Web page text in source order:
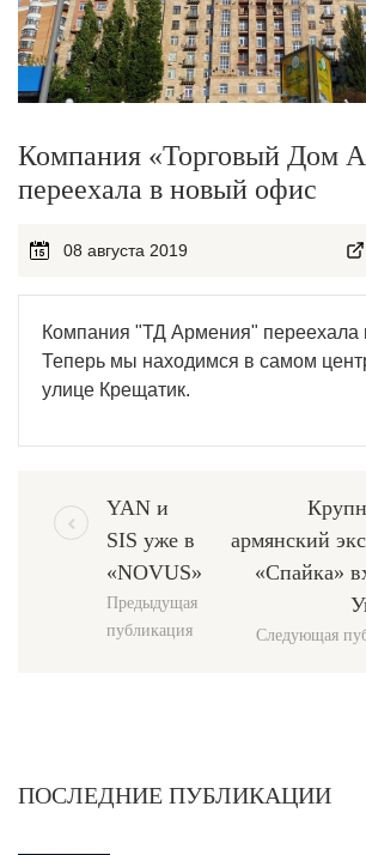
Компания «Торговый Дом
переехала в новый офис
08 августа 2019
Компания "ТД Армения"
Теперь мы находимся в самом
улице Крещатик.
YAN и
SIS уже в
«NOVUS»
Предыдущая
публикация
армянский
«Спайка»
Следующая
ПОСЛЕДНИЕ ПУБЛИКАЦИИ